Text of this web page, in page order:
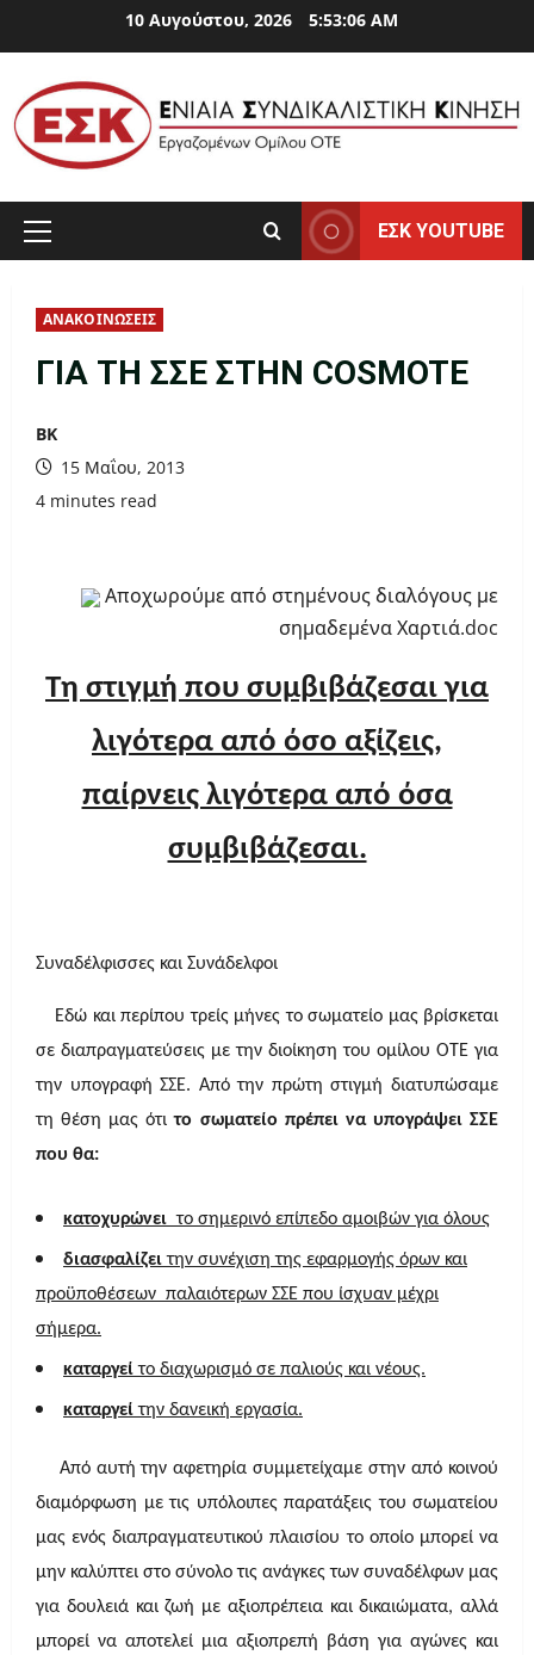
to
content
10 Αυγούστου, 2026 5:53:07 AM
Primary
ΕΣΚ YOUTUBE
ΑΝΑΚΟΙΝΩΣΕΙΣ
ΓΙΑ ΤΗ ΣΣΕ ΣΤΗΝ COSMOTE
ΒΚ
15 Μαΐου, 2013
4 minutes read
Αποχωρούμε από στημένους διαλόγους με
σημαδεμένα Χαρτιά.doc
Τη στιγμή που συμβιβάζεσαι για
λιγότερα από όσο αξίζεις,
παίρνεις λιγότερα από όσα
συμβιβάζεσαι.
Συναδέλφισσες και Συνάδελφοι
Εδώ και περίπου τρείς μήνες το σωματείο μας βρίσκεται
σε διαπραγματεύσεις με την διοίκηση του ομίλου ΟΤΕ για
την υπογραφή ΣΣΕ. Από την πρώτη στιγμή διατυπώσαμε
τη θέση μας ότιτο σωματείο πρέπει να υπογράψει ΣΣΕ
που θα:
κατοχυρώνει το σημερινό επίπεδο αμοιβών για όλους
διασφαλίζειτην συνέχιση της εφαρμογής όρων και
προϋποθέσεων παλαιότερων ΣΣΕ που ίσχυαν μέχρι
σήμερα.
καταργείτο διαχωρισμό σε παλιούς και νέους.
καταργείτην δανεική εργασία.
Από αυτή την αφετηρία συμμετείχαμε στην από κοινού
διαμόρφωση με τις υπόλοιπες παρατάξεις του σωματείου
μας ενός διαπραγματευτικού πλαισίου το οποίο μπορεί να
μην καλύπτει στο σύνολο τις ανάγκες των συναδέλφων μας
για δουλειά και ζωή με αξιοπρέπεια και δικαιώματα, αλλά
μπορεί να αποτελεί μια αξιοπρεπή βάση για αγώνες και